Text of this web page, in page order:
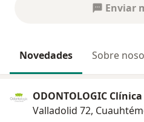
Enviar
Novedades Sobre
ODONTOLOGIC
Valladolid 72,